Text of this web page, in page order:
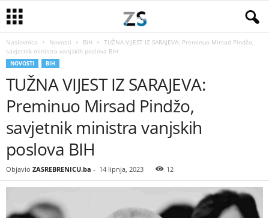
Naslovnica Novosti BiH
TUŽNA VIJEST IZ SARAJEVA: Preminuo Mirsad Pindžo,
savjetnik ministra vanjskih poslova BIH
NOVOSTI BIH
TUŽNA VIJEST IZ SARAJEVA:
Preminuo Mirsad Pindžo,
savjetnik ministra vanjskih
poslova BIH
Objavio ZASREBRENICU.ba - 14 lipnja, 2023 12